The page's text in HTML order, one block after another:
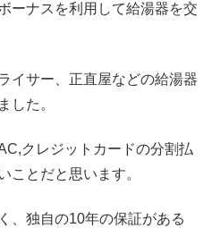
ーナスを利用して給湯器を交
イサー、正直屋などの給湯器
した。
クレジットカードの分割払
ことだと思います。
、独自の10年の保証がある